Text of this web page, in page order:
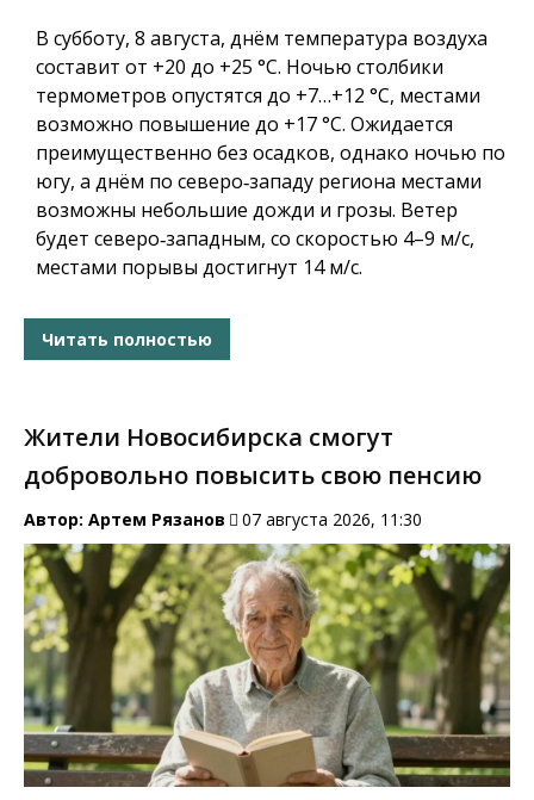
В субботу, 8 августа, днём температура воздуха
составит от +20 до +25 °C. Ночью столбики
термометров опустятся до +7…+12 °C, местами
возможно повышение до +17 °C. Ожидается
преимущественно без осадков, однако ночью по
югу, а днём по северо‑западу региона местами
возможны небольшие дожди и грозы. Ветер
будет северо‑западным, со скоростью 4–9 м/с,
местами порывы достигнут 14 м/с.
Читать полностью
Жители Новосибирска смогут
добровольно повысить свою пенсию
Автор: Артем Рязанов 07 августа 2026, 11:30